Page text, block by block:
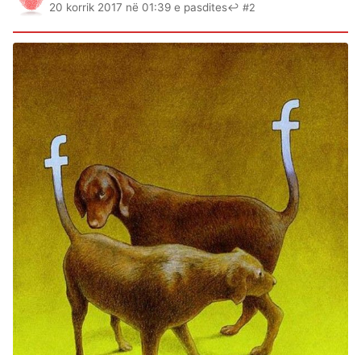
20 korrik 2017 në 01:39 e pasdites↩ #2